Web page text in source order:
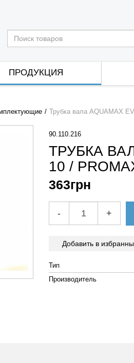
ПРОДУКЦИЯ
Трубка вала AQUAMAX
90.110.216
ТРУБКА
10 /
363грн
- +
Добавить в
Тип
Производитель